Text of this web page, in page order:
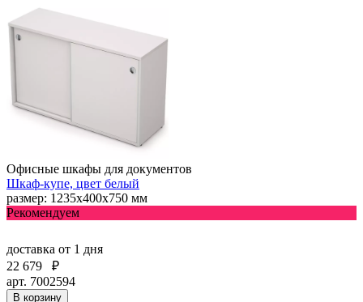
Офисные шкафы для документов
Шкаф-купе, цвет белый
размер: 1235х400х750 мм
Рекомендуем
доставка от 1 дня
22 679
₽
арт. 7002594
В корзину